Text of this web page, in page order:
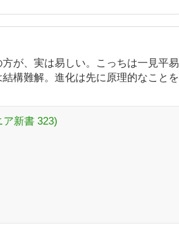
が、実は易しい。こっちは一見平易
構難解。進化は先に原理的なことを
新書 323)